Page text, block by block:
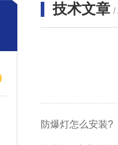
技术文章 /
防爆灯怎么安装?